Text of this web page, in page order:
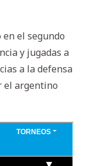
el segundo
y jugadas a
a la defensa
el argentino